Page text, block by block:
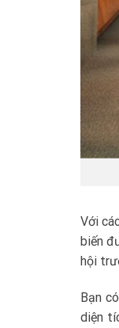
Với
biến
hội
Bạn
diện